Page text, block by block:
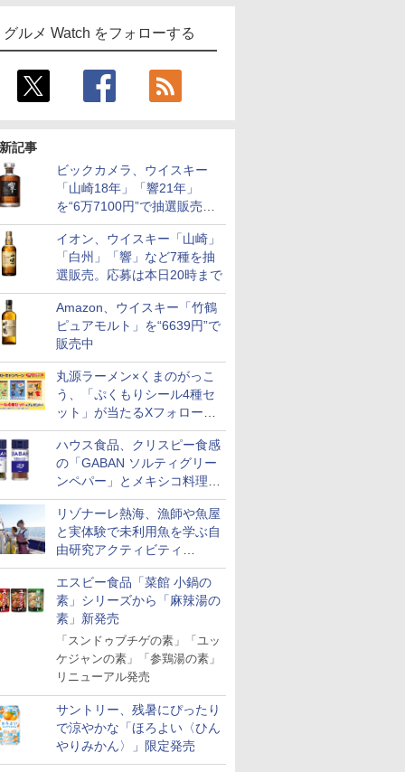
グルメ Watch をフォローする
記事
ビックカメラ、ウイスキー
「山崎18年」「響21年」
を“6万7100円”で抽選販売。
店頭で9日まで受付
イオン、ウイスキー「山崎」
「白州」「響」など7種を抽
選販売。応募は本日20時まで
Amazon、ウイスキー「竹鶴
ピュアモルト」を“6639円”で
販売中
丸源ラーメン×くまのがっこ
う、「ぷくもりシール4種セ
ット」が当たるXフォロー＆
リポストキャンペーン実施
ハウス食品、クリスピー食感
の「GABAN ソルティグリー
ンペパー」とメキシコ料理に
合う「GABAN チポトレペパ
ー」発売
リゾナーレ熱海、漁師や魚屋
と実体験で未利用魚を学ぶ自
由研究アクティビティ
「Fisherman's Academy」を
実施中
エスビー食品「菜館 小鍋の
素」シリーズから「麻辣湯の
素」新発売
「スンドゥブチゲの素」「ユッ
ケジャンの素」「参鶏湯の素」
リニューアル発売
サントリー、残暑にぴったり
で涼やかな「ほろよい〈ひん
やりみかん〉」限定発売